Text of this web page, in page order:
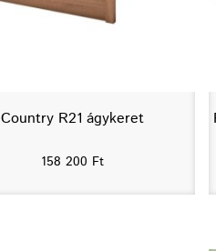
Country R21 ágykeret
158 200 Ft